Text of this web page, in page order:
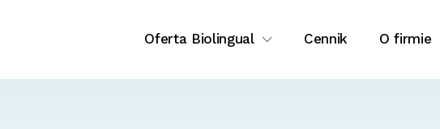
Oferta Biolingual Cennik O firmie